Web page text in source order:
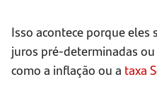
Isso acontece porque eles
juros pré-determinadas
como a inflação ou a taxa